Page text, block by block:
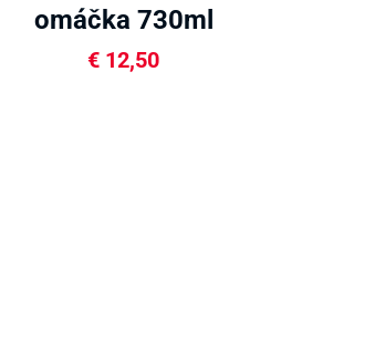
omáčka 730ml
€ 12,50